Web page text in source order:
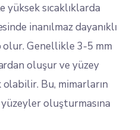
sıcaklıklarda
inanılmaz dayanıklı
olur. Genellikle 3-5 mm
oluşur ve yüzey
Bu, mimarların
oluşturmasına